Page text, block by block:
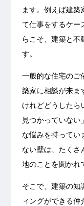
ます。例えば建築
て仕事をするケー
らこそ、建築と不
す。
一般的な住宅のご
築家に相談が来ま
けれどどうしたら
見つかっていない
な悩みを持ってい
ない壁は、たくさ
地のことを聞かれ
そこで、建築の知
ィングができる仲